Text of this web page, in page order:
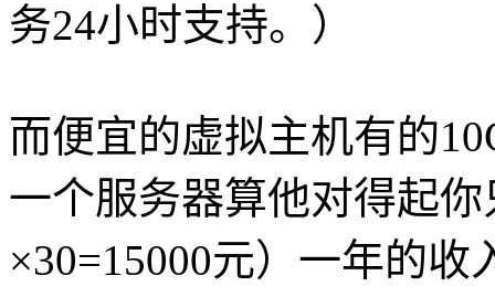
务24小时支持。）
而便宜的虚拟主机有的
一个服务器算他对得起
×30=15000元）一年的